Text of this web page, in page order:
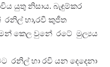
යුතු නිසාය. බැඳුම්කර
රනිල් හා,රවී කුජීත
කෙල වුනේ රටේ මුල්‍යය
රනිල් හා රවි යන දෙදෙනා